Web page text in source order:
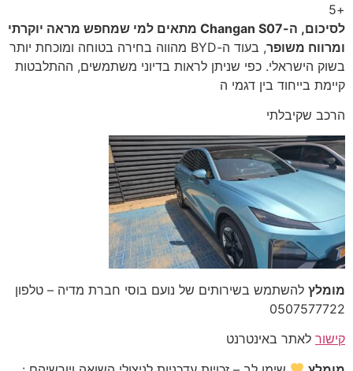
+5
לסיכום, ה-Changan S07 מתאים למי שמחפש מראה יוקרתי
ומרווח משופר
, בעוד ה-BYD מהווה בחירה בטוחה ומוכחת יותר
בשוק הישראלי. כפי שניתן לראות בדיוני משתמשים, ההתלבטות
קיימת בייחוד בין דגמי ה
הרכב שקיבלתי
מומלץ להשתמש בשירותים של נועם בוסי חברת מדיה – טלפון
‎0507577722
קישור לאתר באינטרנט